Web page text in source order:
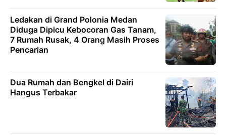
Ledakan di Grand Polonia Medan
Diduga Dipicu Kebocoran Gas Tanam,
7 Rumah Rusak, 4 Orang Masih Proses
Pencarian
Dua Rumah dan Bengkel di Dairi
Hangus Terbakar